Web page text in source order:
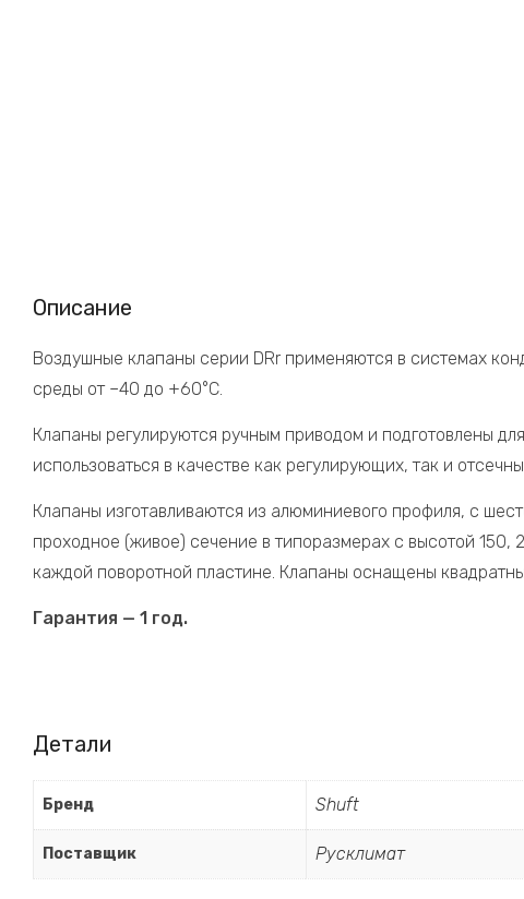
Описание
Воздушные клапаны серии DRr применяются в системах
среды от –40 до +60°С.
Клапаны регулируются ручным приводом и подготовлены
использоваться в качестве как регулирующих, так и
Клапаны изготавливаются из алюминиевого профиля, с
проходное (живое) сечение в типоразмерах с высотой 150,
каждой поворотной пластине. Клапаны оснащены
Гарантия — 1 год.
Детали
Бренд Shuft
Поставщик Русклимат